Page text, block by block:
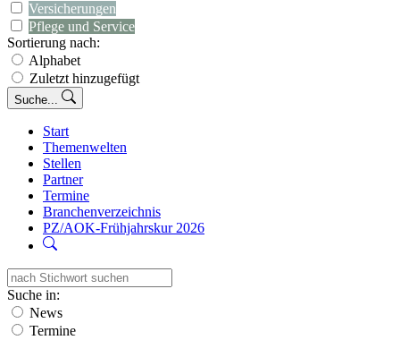
Versicherungen
Pflege und Service
Sortierung nach:
Alphabet
Zuletzt hinzugefügt
Suche...
Start
Themenwelten
Stellen
Partner
Termine
Branchenverzeichnis
PZ/AOK-Frühjahrskur 2026
Suche in:
News
Termine